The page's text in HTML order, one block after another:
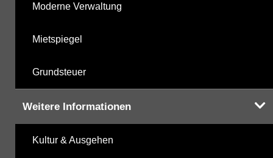
Moderne Verwaltung
Mietspiegel
Grundsteuer
Weitere Informationen
Kultur & Ausgehen